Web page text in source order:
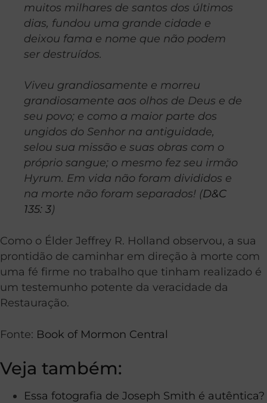
muitos milhares de santos dos últimos
dias, fundou uma grande cidade e
deixou fama e nome que não podem
ser destruídos.
Viveu grandiosamente e morreu
grandiosamente aos olhos de Deus e de
seu povo; e como a maior parte dos
ungidos do Senhor na antiguidade,
selou sua missão e suas obras com o
próprio sangue; o mesmo fez seu irmão
Hyrum. Em vida não foram divididos e
na morte não foram separados! (D&C
135: 3)
Como o Élder Jeffrey R. Holland observou, a sua
prontidão de caminhar em direção à morte com
uma fé firme no trabalho que tinham realizado é
um testemunho potente da veracidade da
Restauração.
Fonte: Book of Mormon Central
Veja também:
Essa fotografia de Joseph Smith é autêntica?